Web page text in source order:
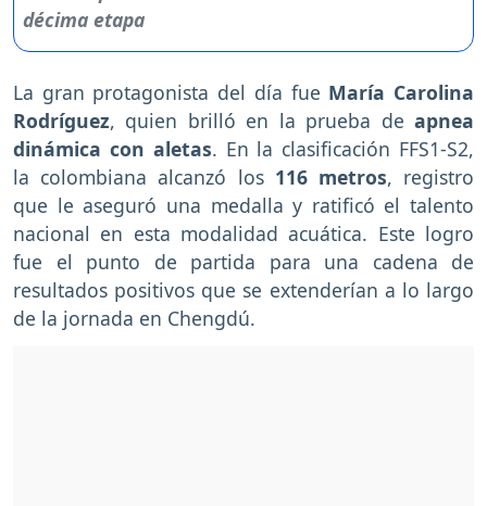
La gran protagonista del día fue María Carolina
Rodríguez, quien brilló en la prueba de apnea
dinámica con aletas. En la clasificación FFS1-S2,
la colombiana alcanzó los116 metros, registro
que le aseguró una medalla y ratificó el talento
nacional en esta modalidad acuática. Este logro
fue el punto de partida para una cadena de
resultados positivos que se extenderían a lo largo
de la jornada en Chengdú.